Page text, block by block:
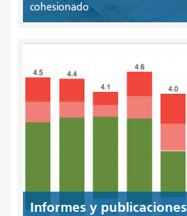
cohesionado
Informes y publicaciones